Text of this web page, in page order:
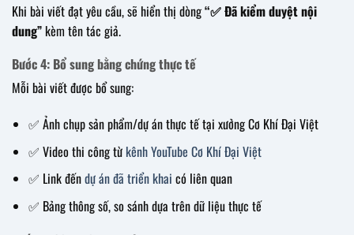
Khi bài viết đạt yêu cầu, sẽ hiển thị dòng“✅ Đã kiểm duyệt nội
dung”kèm tên tác giả.
Bước 4: Bổ sung bằng chứng thực tế
Mỗi bài viết được bổ sung:
✅ Ảnh chụp sản phẩm/dự án thực tế tại xưởng Cơ Khí Đại Việt
✅ Video thi công từ kênh YouTube Cơ Khí Đại Việt
✅ Link đếndự án đã triển khai có liên quan
✅ Bảng thông số, so sánh dựa trên dữ liệu thực tế